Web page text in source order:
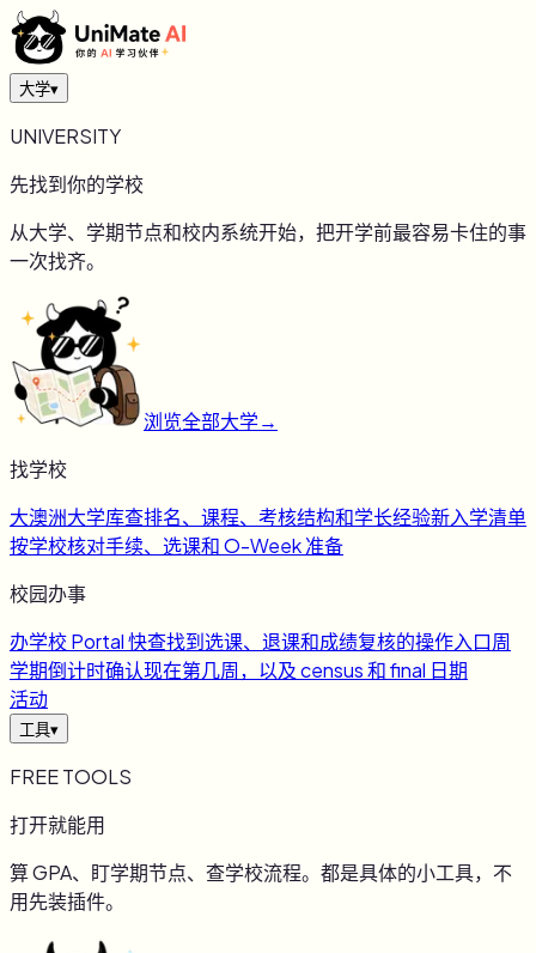
大学▾
UNIVERSITY
先找到你的学校
从大学、学期节点和校内系统开始，把开学前最容易卡住的事
一次找齐。
浏览全部大学→
找学校
大澳洲大学库查排名、课程、考核结构和学长经验新入学清单
按学校核对手续、选课和 O-Week 准备
校园办事
办学校 Portal 快查找到选课、退课和成绩复核的操作入口周
学期倒计时确认现在第几周，以及 census 和 final 日期
活动
工具▾
FREE TOOLS
打开就能用
算 GPA、盯学期节点、查学校流程。都是具体的小工具，不
用先装插件。